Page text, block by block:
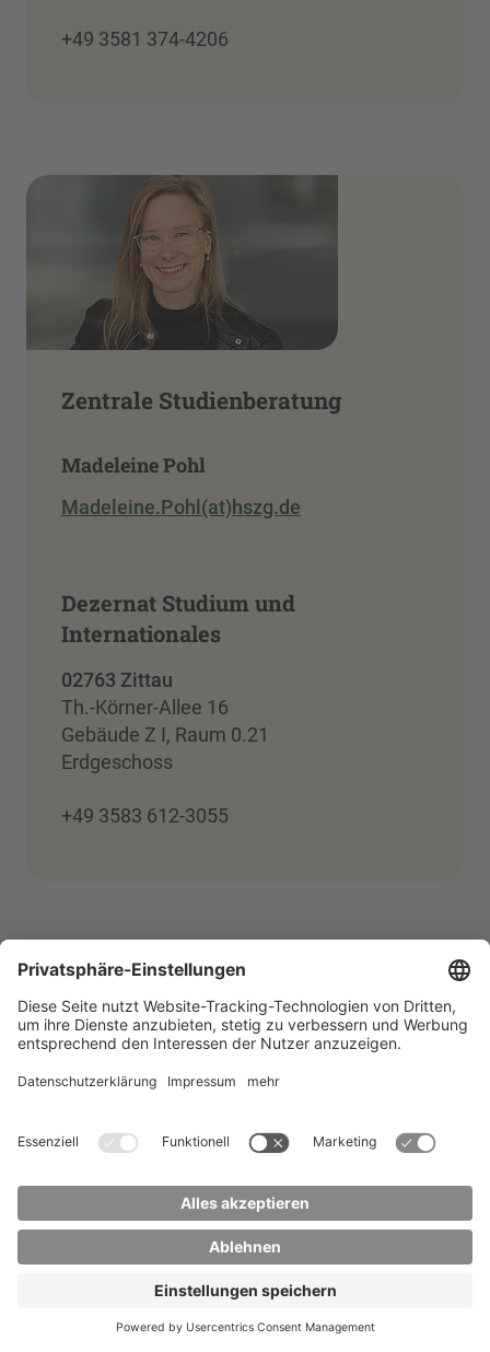
+49 3581 374-4206
Zentrale Studienberatung
Madeleine Pohl
Madeleine.Pohl(at)hszg.de
Dezernat Studium und
Internationales
02763 Zittau
Th.-Körner-Allee 16
Gebäude Z I, Raum 0.21
Erdgeschoss
+49 3583 612-3055
Chatte mit uns per
WhatsApp
Studienberatung auch per WhatsApp an.
Schreib uns einfach eine Nachricht an:
+49 173 2086748